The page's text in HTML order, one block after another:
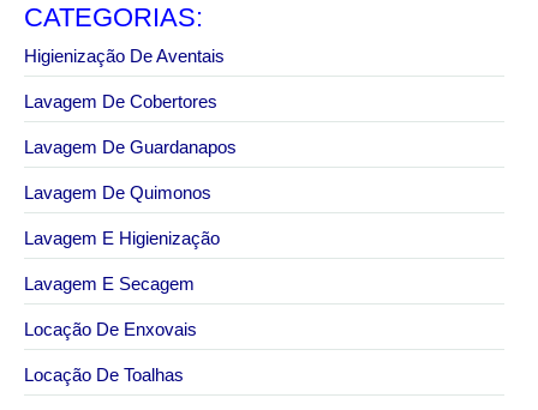
CATEGORIAS:
Higienização De Aventais
Lavagem De Cobertores
Lavagem De Guardanapos
Lavagem De Quimonos
Lavagem E Higienização
Lavagem E Secagem
Locação De Enxovais
Locação De Toalhas